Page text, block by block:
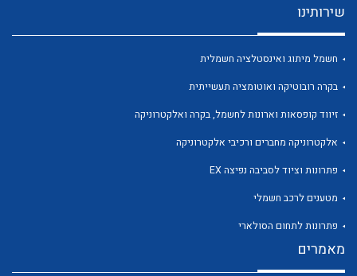
לכל מוצרי היצרן
לכל מוצרי היצרן
שירותינו
חשמל מיתוג ואינסטלציה חשמלית
בקרה רובוטיקה ואוטומציה תעשייתית
זיווד קופסאות וארונות לחשמל, בקרה ואלקטרוניקה
אלקטרוניקה מחברים ורכיבי אלקטרוניקה
פתרונות וציוד לסביבה נפיצה EX
מטענים לרכב חשמלי
פתרונות לתחום הסולארי
מאמרים